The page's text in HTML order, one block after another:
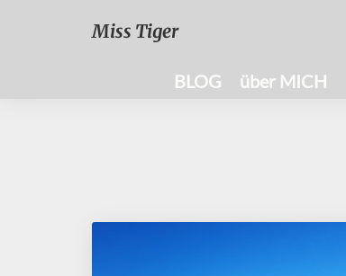
Miss Tiger
BLOG über MICH